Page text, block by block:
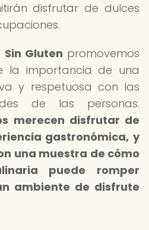
disfrutar de dulces
Sin Gluten promovemos
la importancia de una
y respetuosa con las
de las personas.
merecen disfrutar de
gastronómica, y
una muestra de cómo
puede romper
ambiente de disfrute